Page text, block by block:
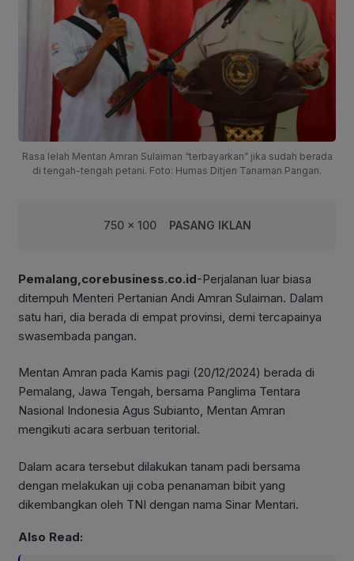
Rasa lelah Mentan Amran Sulaiman “terbayarkan” jika sudah berada
di tengah-tengah petani. Foto: Humas Ditjen Tanaman Pangan.
750 x 100 PASANG IKLAN
Pemalang,corebusiness.co.id-Perjalanan luar biasa
ditempuh Menteri Pertanian Andi Amran Sulaiman. Dalam
satu hari, dia berada di empat provinsi, demi tercapainya
swasembada pangan.
Mentan Amran pada Kamis pagi (20/12/2024) berada di
Pemalang, Jawa Tengah, bersama Panglima Tentara
Nasional Indonesia Agus Subianto, Mentan Amran
mengikuti acara serbuan teritorial.
Dalam acara tersebut dilakukan tanam padi bersama
dengan melakukan uji coba penanaman bibit yang
dikembangkan oleh TNI dengan nama Sinar Mentari.
Also Read: